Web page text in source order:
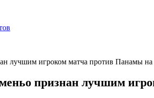
лучшим игроком матча против Панамы
признан лучшим